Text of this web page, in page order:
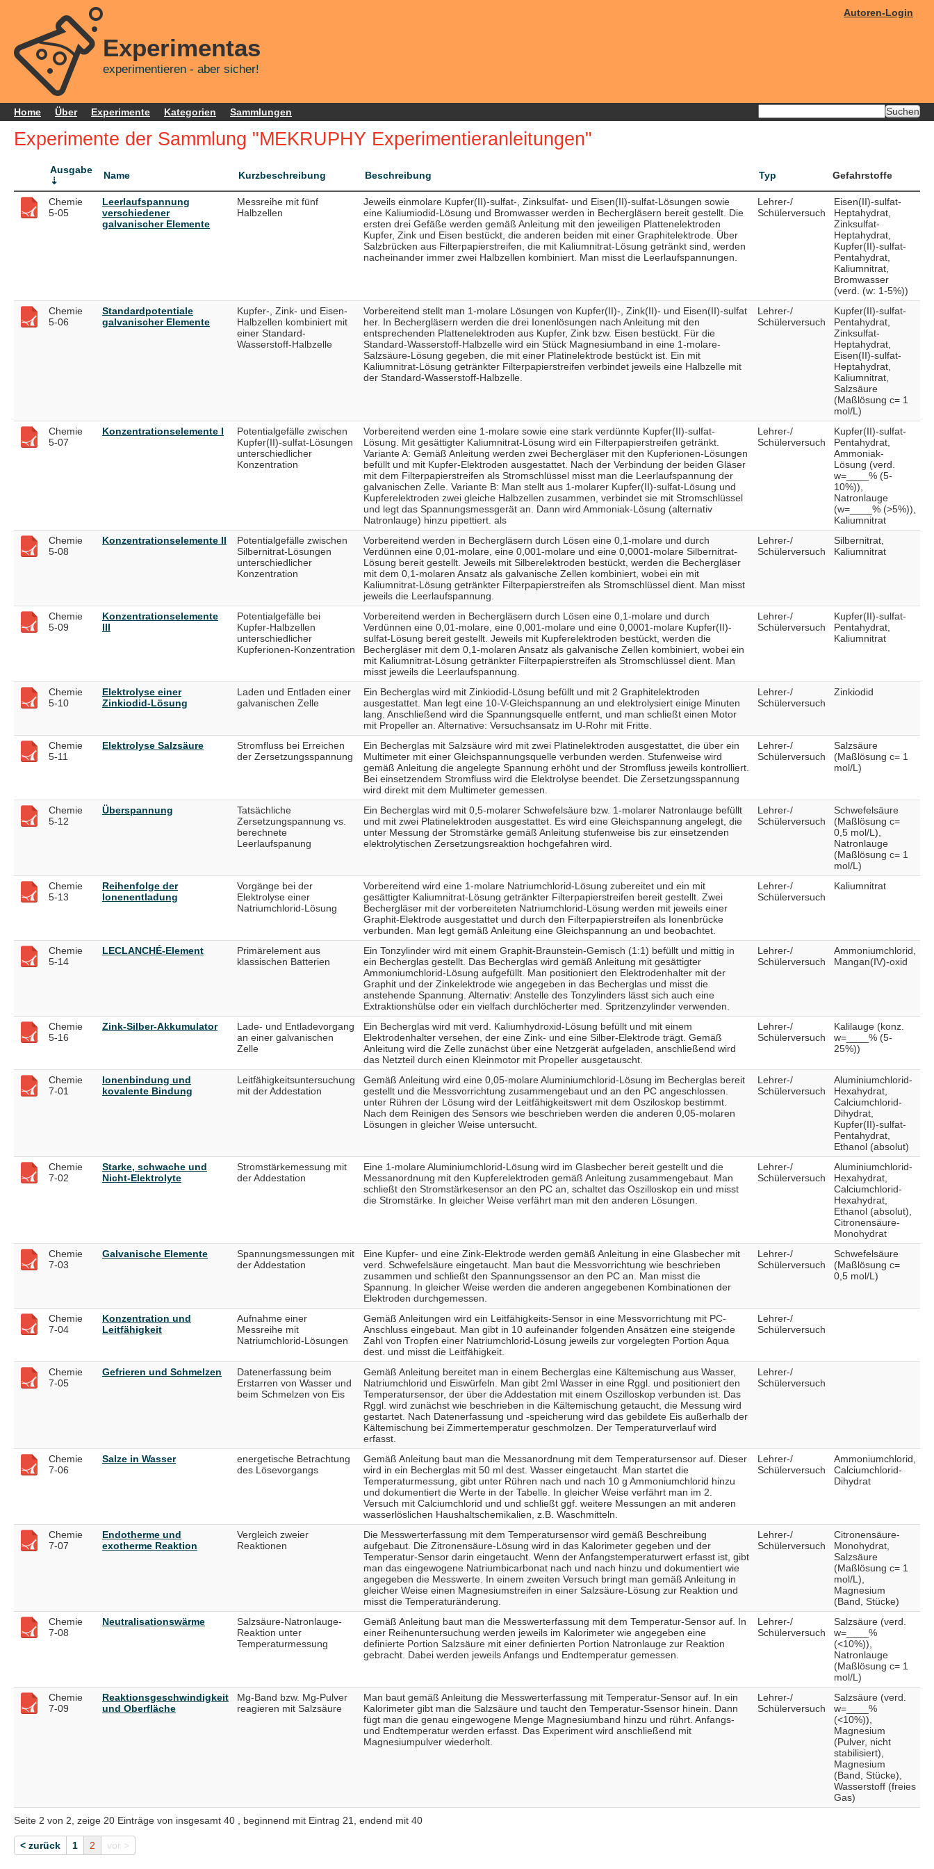
Autoren-Login
Experimentas
experimentieren - aber sicher!
Home Über Experimente Kategorien Sammlungen
Experimente der Sammlung "MEKRUPHY Experimentieranleitungen"
Ausgabe Name Kurzbeschreibung Beschreibung Typ Gefahrstoffe
Chemie
5-05
Leerlaufspannung
verschiedener
galvanischer Elemente
Messreihe mit fünf
Halbzellen
Jeweils einmolare Kupfer(II)-sulfat-, Zinksulfat- und Eisen(II)-sulfat-Lösungen sowie
eine Kaliumiodid-Lösung und Bromwasser werden in Bechergläsern bereit gestellt. Die
ersten drei Gefäße werden gemäß Anleitung mit den jeweiligen Plattenelektroden
Kupfer, Zink und Eisen bestückt, die anderen beiden mit einer Graphitelektrode. Über
Salzbrücken aus Filterpapierstreifen, die mit Kaliumnitrat-Lösung getränkt sind, werden
nacheinander immer zwei Halbzellen kombiniert. Man misst die Leerlaufspannungen.
Lehrer-/
Schülerversuch
Eisen(II)-sulfat-
Heptahydrat,
Zinksulfat-
Heptahydrat,
Kupfer(II)-sulfat-
Pentahydrat,
Kaliumnitrat,
Bromwasser
(verd. (w: 1-5%))
Chemie
5-06
Standardpotentiale
galvanischer Elemente
Kupfer-, Zink- und Eisen-
Halbzellen kombiniert mit
einer Standard-
Wasserstoff-Halbzelle
Vorbereitend stellt man 1-molare Lösungen von Kupfer(II)-, Zink(II)- und Eisen(II)-sulfat
her. In Bechergläsern werden die drei Ionenlösungen nach Anleitung mit den
entsprechenden Plattenelektroden aus Kupfer, Zink bzw. Eisen bestückt. Für die
Standard-Wasserstoff-Halbzelle wird ein Stück Magnesiumband in eine 1-molare-
Salzsäure-Lösung gegeben, die mit einer Platinelektrode bestückt ist. Ein mit
Kaliumnitrat-Lösung getränkter Filterpapierstreifen verbindet jeweils eine Halbzelle mit
der Standard-Wasserstoff-Halbzelle.
Lehrer-/
Schülerversuch
Kupfer(II)-sulfat-
Pentahydrat,
Zinksulfat-
Heptahydrat,
Eisen(II)-sulfat-
Heptahydrat,
Kaliumnitrat,
Salzsäure
(Maßlösung c= 1
mol/L)
Chemie
5-07
Konzentrationselemente I
Potentialgefälle zwischen
Kupfer(II)-sulfat-Lösungen
unterschiedlicher
Konzentration
Vorbereitend werden eine 1-molare sowie eine stark verdünnte Kupfer(II)-sulfat-
Lösung. Mit gesättigter Kaliumnitrat-Lösung wird ein Filterpapierstreifen getränkt.
Variante A: Gemäß Anleitung werden zwei Bechergläser mit den Kupferionen-Lösungen
befüllt und mit Kupfer-Elektroden ausgestattet. Nach der Verbindung der beiden Gläser
mit dem Filterpapierstreifen als Stromschlüssel misst man die Leerlaufspannung der
galvanischen Zelle. Variante B: Man stellt aus 1-molarer Kupfer(II)-sulfat-Lösung und
Kupferelektroden zwei gleiche Halbzellen zusammen, verbindet sie mit Stromschlüssel
und legt das Spannungsmessgerät an. Dann wird Ammoniak-Lösung (alternativ
Natronlauge) hinzu pipettiert. als
Lehrer-/
Schülerversuch
Kupfer(II)-sulfat-
Pentahydrat,
Ammoniak-
Lösung (verd.
w=____% (5-
10%)),
Natronlauge
(w=____% (>5%)),
Kaliumnitrat
Chemie
5-08
Konzentrationselemente II
Potentialgefälle zwischen
Silbernitrat-Lösungen
unterschiedlicher
Konzentration
Vorbereitend werden in Bechergläsern durch Lösen eine 0,1-molare und durch
Verdünnen eine 0,01-molare, eine 0,001-molare und eine 0,0001-molare Silbernitrat-
Lösung bereit gestellt. Jeweils mit Silberelektroden bestückt, werden die Bechergläser
mit dem 0,1-molaren Ansatz als galvanische Zellen kombiniert, wobei ein mit
Kaliumnitrat-Lösung getränkter Filterpapierstreifen als Stromschlüssel dient. Man misst
jeweils die Leerlaufspannung.
Lehrer-/
Schülerversuch
Silbernitrat,
Kaliumnitrat
Chemie
5-09
Konzentrationselemente
III
Potentialgefälle bei
Kupfer-Halbzellen
unterschiedlicher
Kupferionen-Konzentration
Vorbereitend werden in Bechergläsern durch Lösen eine 0,1-molare und durch
Verdünnen eine 0,01-molare, eine 0,001-molare und eine 0,0001-molare Kupfer(II)-
sulfat-Lösung bereit gestellt. Jeweils mit Kupferelektroden bestückt, werden die
Bechergläser mit dem 0,1-molaren Ansatz als galvanische Zellen kombiniert, wobei ein
mit Kaliumnitrat-Lösung getränkter Filterpapierstreifen als Stromschlüssel dient. Man
misst jeweils die Leerlaufspannung.
Lehrer-/
Schülerversuch
Kupfer(II)-sulfat-
Pentahydrat,
Kaliumnitrat
Chemie
5-10
Elektrolyse einer
Zinkiodid-Lösung
Laden und Entladen einer
galvanischen Zelle
Ein Becherglas wird mit Zinkiodid-Lösung befüllt und mit 2 Graphitelektroden
ausgestattet. Man legt eine 10-V-Gleichspannung an und elektrolysiert einige Minuten
lang. Anschließend wird die Spannungsquelle entfernt, und man schließt einen Motor
mit Propeller an. Alternative: Versuchsansatz im U-Rohr mit Fritte.
Lehrer-/
Schülerversuch
Zinkiodid
Chemie
5-11
Elektrolyse Salzsäure
Stromfluss bei Erreichen
der Zersetzungsspannung
Ein Becherglas mit Salzsäure wird mit zwei Platinelektroden ausgestattet, die über ein
Multimeter mit einer Gleichspannungsquelle verbunden werden. Stufenweise wird
gemäß Anleitung die angelegte Spannung erhöht und der Stromfluss jeweils kontrolliert.
Bei einsetzendem Stromfluss wird die Elektrolyse beendet. Die Zersetzungsspannung
wird direkt mit dem Multimeter gemessen.
Lehrer-/
Schülerversuch
Salzsäure
(Maßlösung c= 1
mol/L)
Chemie
5-12
Überspannung
Tatsächliche
Zersetzungspannung vs.
berechnete
Leerlaufspanung
Ein Becherglas wird mit 0,5-molarer Schwefelsäure bzw. 1-molarer Natronlauge befüllt
und mit zwei Platinelektroden ausgestattet. Es wird eine Gleichspannung angelegt, die
unter Messung der Stromstärke gemäß Anleitung stufenweise bis zur einsetzenden
elektrolytischen Zersetzungsreaktion hochgefahren wird.
Lehrer-/
Schülerversuch
Schwefelsäure
(Maßlösung c=
0,5 mol/L),
Natronlauge
(Maßlösung c= 1
mol/L)
Chemie
5-13
Reihenfolge der
Ionenentladung
Vorgänge bei der
Elektrolyse einer
Natriumchlorid-Lösung
Vorbereitend wird eine 1-molare Natriumchlorid-Lösung zubereitet und ein mit
gesättigter Kaliumnitrat-Lösung getränkter Filterpapierstreifen bereit gestellt. Zwei
Bechergläser mit der vorbereiteten Natriumchlorid-Lösung werden mit jeweils einer
Graphit-Elektrode ausgestattet und durch den Filterpapierstreifen als Ionenbrücke
verbunden. Man legt gemäß Anleitung eine Gleichspannung an und beobachtet.
Lehrer-/
Schülerversuch
Kaliumnitrat
Chemie
5-14
LECLANCHÉ-Element
Primärelement aus
klassischen Batterien
Ein Tonzylinder wird mit einem Graphit-Braunstein-Gemisch (1:1) befüllt und mittig in
ein Becherglas gestellt. Das Becherglas wird gemäß Anleitung mit gesättigter
Ammoniumchlorid-Lösung aufgefüllt. Man positioniert den Elektrodenhalter mit der
Graphit und der Zinkelektrode wie angegeben in das Becherglas und misst die
anstehende Spannung. Alternativ: Anstelle des Tonzylinders lässt sich auch eine
Extraktionshülse oder ein vielfach durchlöcherter med. Spritzenzylinder verwenden.
Lehrer-/
Schülerversuch
Ammoniumchlorid,
Mangan(IV)-oxid
Chemie
5-16
Zink-Silber-Akkumulator
Lade- und Entladevorgang
an einer galvanischen
Zelle
Ein Becherglas wird mit verd. Kaliumhydroxid-Lösung befüllt und mit einem
Elektrodenhalter versehen, der eine Zink- und eine Silber-Elektrode trägt. Gemäß
Anleitung wird die Zelle zunächst über eine Netzgerät aufgeladen, anschließend wird
das Netzteil durch einen Kleinmotor mit Propeller ausgetauscht.
Lehrer-/
Schülerversuch
Kalilauge (konz.
w=____% (5-
25%))
Chemie
7-01
Ionenbindung und
kovalente Bindung
Leitfähigkeitsuntersuchung
mit der Addestation
Gemäß Anleitung wird eine 0,05-molare Aluminiumchlorid-Lösung im Becherglas bereit
gestellt und die Messvorrichtung zusammengebaut und an den PC angeschlossen.
unter Rühren der Lösung wird der Leitfähigkeitswert mit dem Osziloskop bestimmt.
Nach dem Reinigen des Sensors wie beschrieben werden die anderen 0,05-molaren
Lösungen in gleicher Weise untersucht.
Lehrer-/
Schülerversuch
Aluminiumchlorid-
Hexahydrat,
Calciumchlorid-
Dihydrat,
Kupfer(II)-sulfat-
Pentahydrat,
Ethanol (absolut)
Chemie
7-02
Starke, schwache und
Nicht-Elektrolyte
Stromstärkemessung mit
der Addestation
Eine 1-molare Aluminiumchlorid-Lösung wird im Glasbecher bereit gestellt und die
Messanordnung mit den Kupferelektroden gemäß Anleitung zusammengebaut. Man
schließt den Stromstärkesensor an den PC an, schaltet das Oszilloskop ein und misst
die Stromstärke. In gleicher Weise verfährt man mit den anderen Lösungen.
Lehrer-/
Schülerversuch
Aluminiumchlorid-
Hexahydrat,
Calciumchlorid-
Hexahydrat,
Ethanol (absolut),
Citronensäure-
Monohydrat
Chemie
7-03
Galvanische Elemente
Spannungsmessungen mit
der Addestation
Eine Kupfer- und eine Zink-Elektrode werden gemäß Anleitung in eine Glasbecher mit
verd. Schwefelsäure eingetaucht. Man baut die Messvorrichtung wie beschrieben
zusammen und schließt den Spannungssensor an den PC an. Man misst die
Spannung. In gleicher Weise werden die anderen angegebenen Kombinationen der
Elektroden durchgemessen.
Lehrer-/
Schülerversuch
Schwefelsäure
(Maßlösung c=
0,5 mol/L)
Chemie
7-04
Konzentration und
Leitfähigkeit
Aufnahme einer
Messreihe mit
Natriumchlorid-Lösungen
Gemäß Anleitungen wird ein Leitfähigkeits-Sensor in eine Messvorrichtung mit PC-
Anschluss eingebaut. Man gibt in 10 aufeinander folgenden Ansätzen eine steigende
Zahl von Tropfen einer Natriumchlorid-Lösung jeweils zur vorgelegten Portion Aqua
dest. und misst die Leitfähigkeit.
Lehrer-/
Schülerversuch
Chemie
7-05
Gefrieren und Schmelzen
Datenerfassung beim
Erstarren von Wasser und
beim Schmelzen von Eis
Gemäß Anleitung bereitet man in einem Becherglas eine Kältemischung aus Wasser,
Natriumchlorid und Eiswürfeln. Man gibt 2ml Wasser in eine Rggl. und positioniert den
Temperatursensor, der über die Addestation mit einem Oszilloskop verbunden ist. Das
Rggl. wird zunächst wie beschrieben in die Kältemischung getaucht, die Messung wird
gestartet. Nach Datenerfassung und -speicherung wird das gebildete Eis außerhalb der
Kältemischung bei Zimmertemperatur geschmolzen. Der Temperaturverlauf wird
erfasst.
Lehrer-/
Schülerversuch
Chemie
7-06
Salze in Wasser
energetische Betrachtung
des Lösevorgangs
Gemäß Anleitung baut man die Messanordnung mit dem Temperatursensor auf. Dieser
wird in ein Becherglas mit 50 ml dest. Wasser eingetaucht. Man startet die
Temperaturmessung, gibt unter Rühren nach und nach 10 g Ammoniumchlorid hinzu
und dokumentiert die Werte in der Tabelle. In gleicher Weise verfährt man im 2.
Versuch mit Calciumchlorid und und schließt ggf. weitere Messungen an mit anderen
wasserlöslichen Haushaltschemikalien, z.B. Waschmitteln.
Lehrer-/
Schülerversuch
Ammoniumchlorid,
Calciumchlorid-
Dihydrat
Chemie
7-07
Endotherme und
exotherme Reaktion
Vergleich zweier
Reaktionen
Die Messwerterfassung mit dem Temperatursensor wird gemäß Beschreibung
aufgebaut. Die Zitronensäure-Lösung wird in das Kalorimeter gegeben und der
Temperatur-Sensor darin eingetaucht. Wenn der Anfangstemperaturwert erfasst ist, gibt
man das eingewogene Natriumbicarbonat nach und nach hinzu und dokumentiert wie
angegeben die Messwerte. In einem zweiten Versuch bringt man gemäß Anleitung in
gleicher Weise einen Magnesiumstreifen in einer Salzsäure-Lösung zur Reaktion und
misst die Temperaturänderung.
Lehrer-/
Schülerversuch
Citronensäure-
Monohydrat,
Salzsäure
(Maßlösung c= 1
mol/L),
Magnesium
(Band, Stücke)
Chemie
7-08
Neutralisationswärme
Salzsäure-Natronlauge-
Reaktion unter
Temperaturmessung
Gemäß Anleitung baut man die Messwerterfassung mit dem Temperatur-Sensor auf. In
einer Reihenuntersuchung werden jeweils im Kalorimeter wie angegeben eine
definierte Portion Salzsäure mit einer definierten Portion Natronlauge zur Reaktion
gebracht. Dabei werden jeweils Anfangs und Endtemperatur gemessen.
Lehrer-/
Schülerversuch
Salzsäure (verd.
w=____%
(<10%)),
Natronlauge
(Maßlösung c= 1
mol/L)
Chemie
7-09
Reaktionsgeschwindigkeit
und Oberfläche
Mg-Band bzw. Mg-Pulver
reagieren mit Salzsäure
Man baut gemäß Anleitung die Messwerterfassung mit Temperatur-Sensor auf. In ein
Kalorimeter gibt man die Salzsäure und taucht den Temperatur-Ssensor hinein. Dann
fügt man die genau eingewogene Menge Magnesiumband hinzu und rührt. Anfangs-
und Endtemperatur werden erfasst. Das Experiment wird anschließend mit
Magnesiumpulver wiederholt.
Lehrer-/
Schülerversuch
Salzsäure (verd.
w=____%
(<10%)),
Magnesium
(Pulver, nicht
stabilisiert),
Magnesium
(Band, Stücke),
Wasserstoff (freies
Gas)
Seite 2 von 2, zeige 20 Einträge von insgesamt 40 , beginnend mit Eintrag 21, endend mit 40
< zurück 1 2 vor >